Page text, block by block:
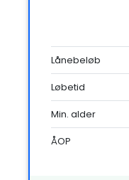
Lånebeløb
Løbetid
Min. alder
ÅOP